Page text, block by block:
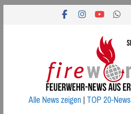
Alle News zeigen|TOP 20-News